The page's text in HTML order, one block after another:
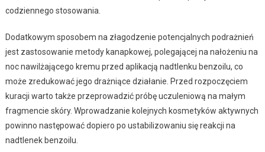
codziennego stosowania.
Dodatkowym sposobem na złagodzenie potencjalnych podrażnień
jest zastosowanie metody kanapkowej, polegającej na nałożeniu na
noc nawilżającego kremu przed aplikacją nadtlenku benzoilu, co
może zredukować jego drażniące działanie. Przed rozpoczęciem
kuracji warto także przeprowadzić próbę uczuleniową na małym
fragmencie skóry. Wprowadzanie kolejnych kosmetyków aktywnych
powinno następować dopiero po ustabilizowaniu się reakcji na
nadtlenek benzoilu.